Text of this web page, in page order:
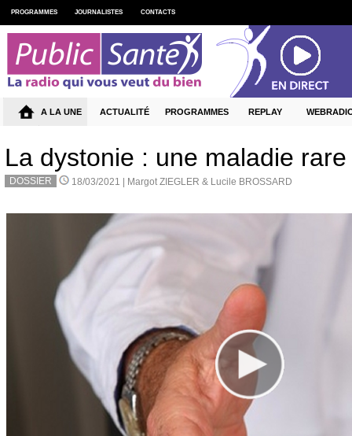
La dystonie : une maladie rare
DOSSIER 18/03/2021 | Margot ZIEGLER & Lucile BROSSARD
PROGRAMMES JOURNALISTES CONTACTS
A LA UNE ACTUALITÉ PROGRAMMES REPLAY